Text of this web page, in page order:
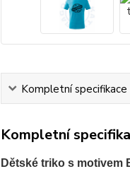
Kompletní specifikace
Kompletní
Dětské triko s motivem